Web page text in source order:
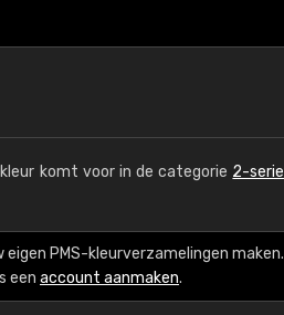
komt voor in de categorie 2-serie
PMS-kleurverzamelingen maken.
een account aanmaken.